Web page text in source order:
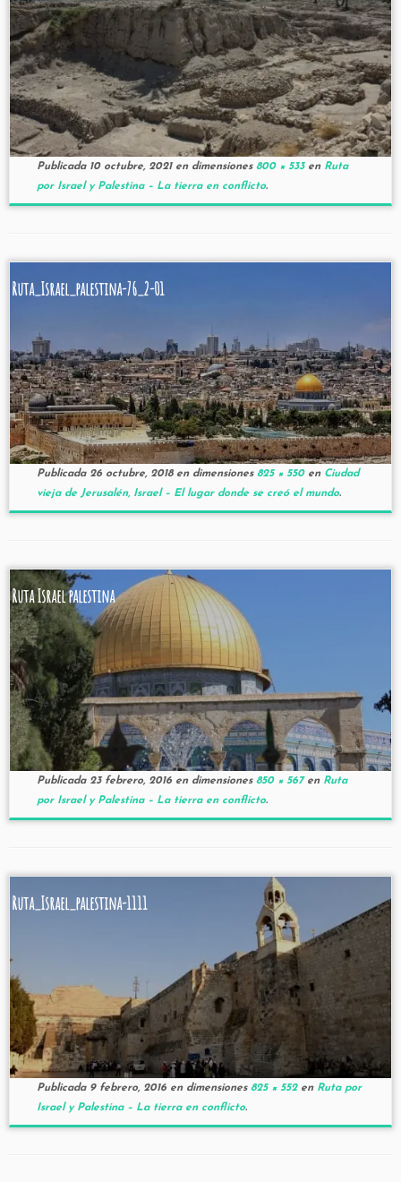
Publicada 10 octubre, 2021en dimensiones800 × 533enRuta
por Israel y Palestina – La tierra en conflicto.
Ruta_Israel_palestina-76_2-01
Publicada 26 octubre, 2018en dimensiones825 × 550enCiudad
vieja de Jerusalén, Israel – El lugar donde se creó el mundo.
Ruta Israel palestina
Publicada 23 febrero, 2016en dimensiones850 × 567enRuta
por Israel y Palestina – La tierra en conflicto.
Ruta_Israel_palestina-1111
Publicada 9 febrero, 2016en dimensiones825 × 552enRuta por
Israel y Palestina – La tierra en conflicto.